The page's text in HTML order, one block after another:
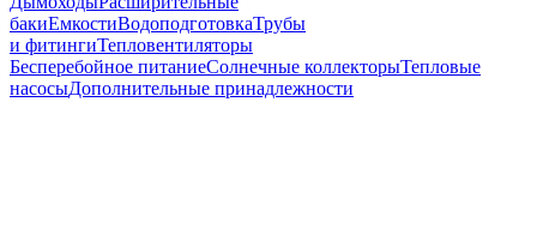
бакиЕмкостиВодоподготовкаТрубы
и фитингиТепловентиляторы
Бесперебойное питаниеСолнечные коллекторыТепловые
насосыДополнительные принадлежности